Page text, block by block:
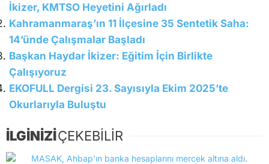
İkizer, KMTSO Heyetini Ağırladı
Kahramanmaraş’ın 11 İlçesine 35 Sentetik Saha:
14’ünde Çalışmalar Başladı
Başkan Haydar İkizer: Eğitim İçin Birlikte
Çalışıyoruz
EKOFULL Dergisi 23. Sayısıyla Ekim 2025’te
Okurlarıyla Buluştu
İLGİNİZİÇEKEBİLİR